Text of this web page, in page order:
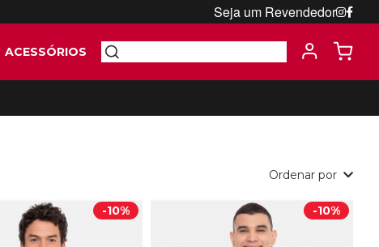
Seja um Revendedor
ACESSÓRIOS
Ordenar por
-10% -10%